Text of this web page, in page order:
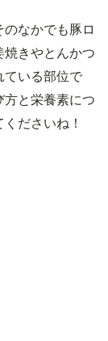
なかでも豚ロ
きやとんかつ
ている部位で
と栄養素につ
ださいね！